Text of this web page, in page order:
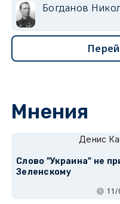
Богданов
Мнения
Денис
Слово "Украина" не
Зеленскому
11/